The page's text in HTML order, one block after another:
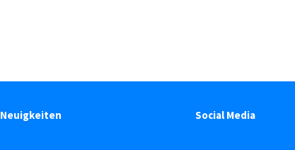
Neuigkeiten Social Media